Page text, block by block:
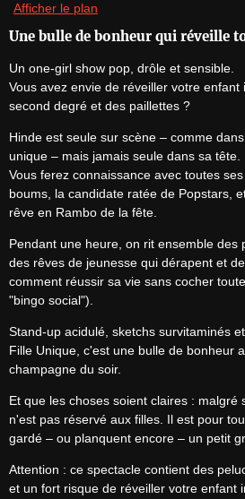
Afficher le plan
Une bulle de bonheur qui réveille
Un one-girl show pop, drôle et sensible.
Vous avez envie de réveiller votre enfant
second degré et des paillettes ?
Hinde est seule sur scène – comme
unique – mais jamais seule dans sa tête.
Vous ferez connaissance avec toutes
boums, la candidate ratée de Popstars,
rêve en Rambo de la fête.
Pendant une heure, on rit ensemble des
des rêves de jeunesse qui dérapent et
comment réussir sa vie sans cocher
"bingo social").
Stand-up acidulé, sketchs survitaminés
Fille Unique, c'est une bulle de bonheur
champagne du soir.
Et que les choses soient claires : malgré
n'est pas réservé aux filles. Il est pour
gardé – ou planquent encore – un petit
Attention : ce spectacle contient des
et un fort risque de réveiller votre enfant